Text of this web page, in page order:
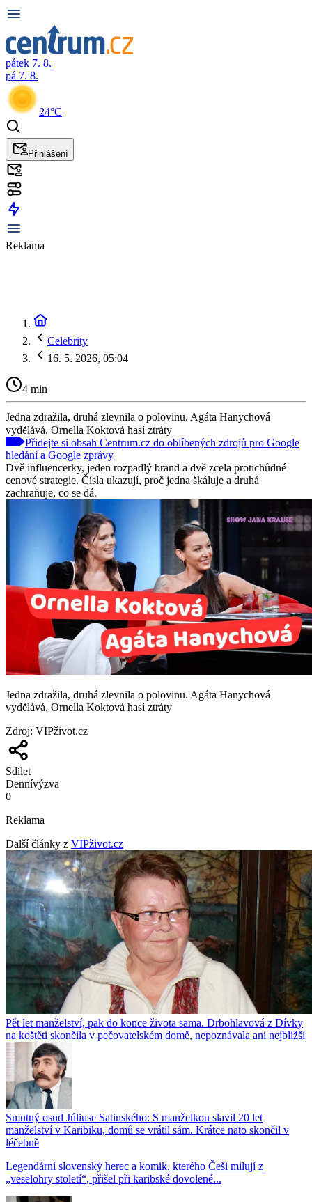
pátek 7. 8.
pá 7. 8.
24°C
Přihlášení
Reklama
Celebrity
16. 5. 2026, 05:04
4 min
Jedna zdražila, druhá zlevnila o polovinu. Agáta Hanychová
vydělává, Ornella Koktová hasí ztráty
Přidejte si obsah Centrum.cz do oblíbených zdrojů pro Google
hledání a Google zprávy
Dvě influencerky, jeden rozpadlý brand a dvě zcela protichůdné
cenové strategie. Čísla ukazují, proč jedna škáluje a druhá
zachraňuje, co se dá.
Jedna zdražila, druhá zlevnila o polovinu. Agáta Hanychová
vydělává, Ornella Koktová hasí ztráty
Zdroj: VIPživot.cz
Sdílet
Dennívýzva
0
Reklama
Další články z VIPživot.cz
Pět let manželství, pak do konce života sama. Drbohlavová z Dívky
na koštěti skončila v pečovatelském domě, nepoznávala ani nejbližší
Smutný osud Júliuse Satinského: S manželkou slavil 20 let
manželství v Karibiku, domů se vrátil sám. Krátce nato skončil v
léčebně
Legendární slovenský herec a komik, kterého Češi milují z
„veselohry století“, přišel při karibské dovolené...